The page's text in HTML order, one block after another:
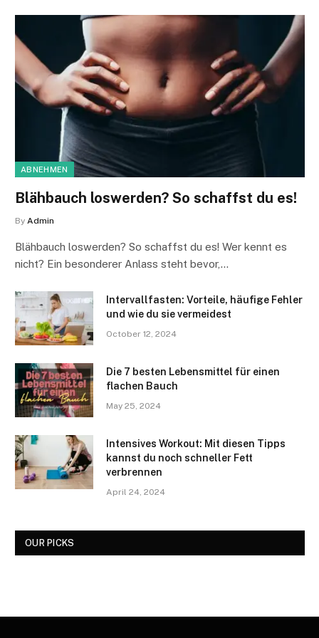
ABNEHMEN
Blähbauch loswerden? So schaffst du es!
By Admin
Blähbauch loswerden? So schaffst du es! Wer kennt es
nicht? Ein besonderer Anlass steht bevor,…
Intervallfasten: Vorteile, häufige Fehler
und wie du sie vermeidest
October 12, 2024
Die 7 besten Lebensmittel für einen
flachen Bauch
May 25, 2024
Intensives Workout: Mit diesen Tipps
kannst du noch schneller Fett
verbrennen
April 24, 2024
OUR PICKS